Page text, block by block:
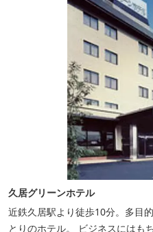
久居グリーンホテル
近鉄久居駅より徒歩10分。多目
とりのホテル。 ビジネスにはも